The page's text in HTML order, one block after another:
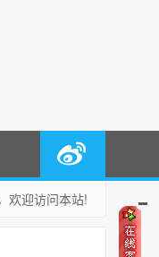
欢迎访问本站!